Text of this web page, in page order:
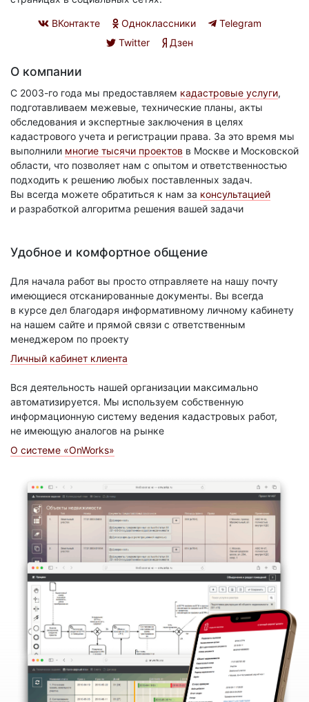
ВКонтакте Одноклассники
Telegram
Twitter
Дзен
О компании
С 2003-го года мы предоставляем кадастровые услуги,
подготавливаем межевые, технические планы, акты
обследования и экспертные заключения в целях
кадастрового учета и регистрации права. За это время мы
выполнили многие тысячи проектов в Москве и Московской
области, что позволяет нам с опытом и ответственностью
подходить к решению любых поставленных задач.
Вы всегда можете обратиться к нам за консультацией
и разработкой алгоритма решения вашей задачи
Удобное и комфортное общение
Для начала работ вы просто отправляете на нашу почту
имеющиеся отсканированные документы. Вы всегда
в курсе дел благодаря информативному личному кабинету
на нашем сайте и прямой связи с ответственным
менеджером по проекту
Личный кабинет клиента
Вся деятельность нашей организации максимально
автоматизируется. Мы используем собственную
информационную систему ведения кадастровых работ,
не имеющую аналогов на рынке
О системе «OnWorks»